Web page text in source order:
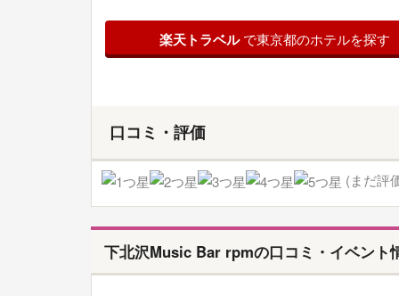
楽天トラベルで東京都のホテルを探す
口コミ・評価
(まだ評
下北沢Music Bar rpmの口コミ・イベント